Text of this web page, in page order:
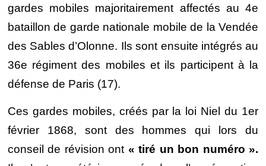
gardes mobiles majoritairement affectés au 4e
bataillon de garde nationale mobile de la Vendée
des Sables d’Olonne. Ils sont ensuite intégrés au
36e régiment des mobiles et ils participent à la
défense de Paris (17).
Ces gardes mobiles, créés par la loi Niel du 1er
février 1868, sont des hommes qui lors du
conseil de révision ont « tiré un bon numéro ».